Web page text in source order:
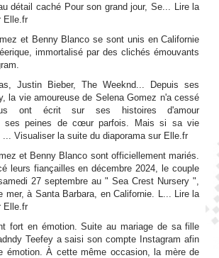
détail caché Pour son grand jour, Se... Lire la
Elle.fr
et Benny Blanco se sont unis en Californie
immortalisé par des clichés émouvants
Justin Bieber, The Weeknd... Depuis ses
la vie amoureuse de Selena Gomez n'a cessé
ont écrit sur ses histoires d'amour
ses peines de cœur parfois. Mais si sa vie
... Visualiser la suite du diaporama sur Elle.fr
et Benny Blanco sont officiellement mariés.
leurs fiançailles en décembre 2024, le couple
27 septembre au " Sea Crest Nursery ",
mer, à Santa Barbara, en Californie. L... Lire la
Elle.fr
fort en émotion. Suite au mariage de sa fille
Teefey a saisi son compte Instagram afin
émotion. À cette même occasion, la mère de